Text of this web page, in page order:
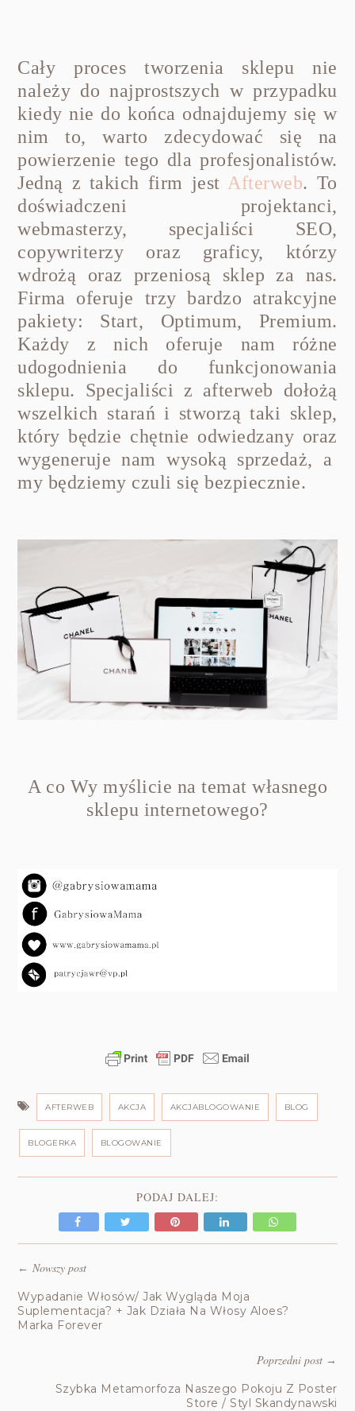
Cały proces tworzenia sklepu nie
należy do najprostszych w przypadku
kiedy nie do końca odnajdujemy się w
nim to, warto zdecydować się na
powierzenie tego dla profesjonalistów.
Jedną z takich firm jest Afterweb. To
doświadczeni projektanci,
webmasterzy, specjaliści SEO,
copywriterzy oraz graficy, którzy
wdrożą oraz przeniosą sklep za nas.
Firma oferuje trzy bardzo atrakcyjne
pakiety: Start, Optimum, Premium.
Każdy z nich oferuje nam różne
udogodnienia do funkcjonowania
sklepu. Specjaliści z afterweb dołożą
wszelkich starań i stworzą taki sklep,
który będzie chętnie odwiedzany oraz
wygeneruje nam wysoką sprzedaż, a
my będziemy czuli się bezpiecznie.
A co Wy myślicie na temat własnego
sklepu internetowego?
AFTERWEB AKCJA AKCJABLOGOWANIE BLOG
BLOGERKA BLOGOWANIE
PODAJ DALEJ:
← Nowszy post
Wypadanie Włosów/ Jak Wygląda Moja
Suplementacja? + Jak Działa Na Włosy Aloes?
Marka Forever
Poprzedni post→
Szybka Metamorfoza Naszego Pokoju Z Poster
Store / Styl Skandynawski